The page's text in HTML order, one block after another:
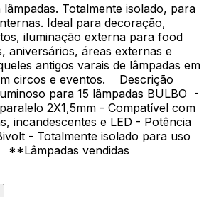
Totalmente isolado, para
Ideal para decoração,
iluminação externa para food
aniversários, áreas externas e
antigos varais de lâmpadas em
circos e eventos. Descrição
para 15 lâmpadas BULBO -
2X1,5mm - Compatível com
incandescentes e LED - Potência
- Totalmente isolado para uso
vendidas